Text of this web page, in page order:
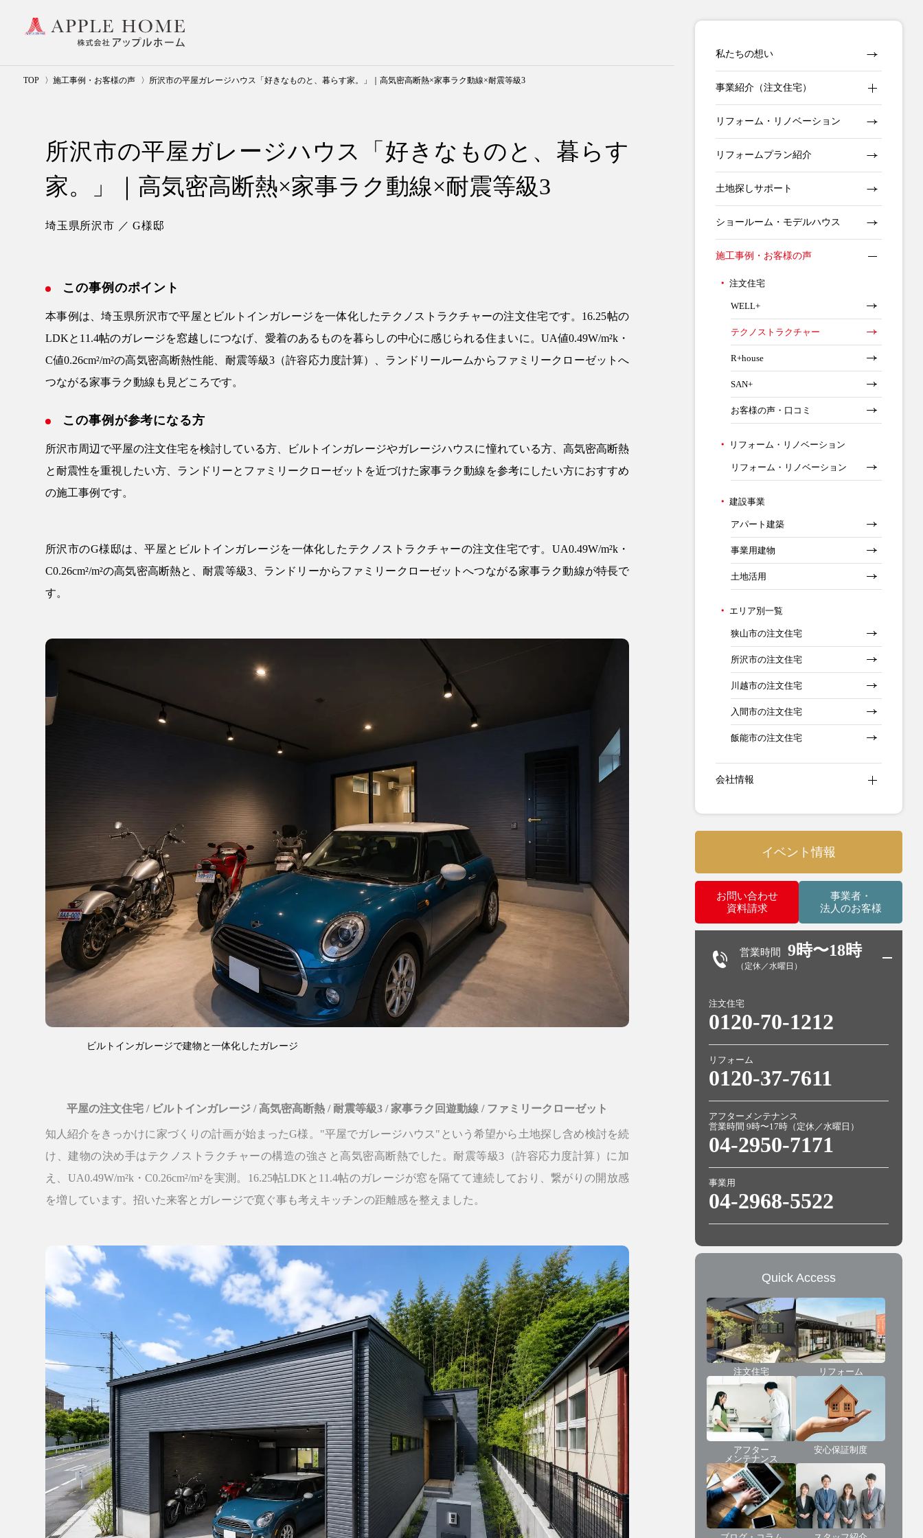
TOP 施工事例・お客様の声 所沢市の平屋ガレージハウス「好きなものと、暮らす家。」｜高気密高断熱×家事ラク動線×耐震等級3
所沢市の平屋ガレージハウス「好きなものと、暮らす
家。」｜高気密高断熱×家事ラク動線×耐震等級3
埼玉県所沢市 ／ G様邸
この事例のポイント
本事例は、埼玉県所沢市で平屋とビルトインガレージを一体化したテクノストラクチャーの注文住宅です。16.25帖の
LDKと11.4帖のガレージを窓越しにつなげ、愛着のあるものを暮らしの中心に感じられる住まいに。UA値0.49W/m²k・
C値0.26cm²/m²の高気密高断熱性能、耐震等級3（許容応力度計算）、ランドリールームからファミリークローゼットへ
つながる家事ラク動線も見どころです。
この事例が参考になる方
所沢市周辺で平屋の注文住宅を検討している方、ビルトインガレージやガレージハウスに憧れている方、高気密高断熱
と耐震性を重視したい方、ランドリーとファミリークローゼットを近づけた家事ラク動線を参考にしたい方におすすめ
の施工事例です。
所沢市のG様邸は、平屋とビルトインガレージを一体化したテクノストラクチャーの注文住宅です。UA0.49W/m²k・
C0.26cm²/m²の高気密高断熱と、耐震等級3、ランドリーからファミリークローゼットへつながる家事ラク動線が特長で
す。
ビルトインガレージで建物と一体化したガレージ
平屋の注文住宅 / ビルトインガレージ /高気密高断熱 / 耐震等級3 / 家事ラク回遊動線 / ファミリークローゼット
知人紹介をきっかけに家づくりの計画が始まったG様。"平屋でガレージハウス"という希望から土地探し含め検討を続
け、建物の決め手はテクノストラクチャーの構造の強さと高気密高断熱でした。耐震等級3（許容応力度計算）に加
え、UA0.49W/m²k・C0.26cm²/m²を実測。16.25帖LDKと11.4帖のガレージが窓を隔てて連続しており、繋がりの開放感
を増しています。招いた来客とガレージで寛ぐ事も考えキッチンの距離感を整えました。
私たちの想い
事業紹介（注文住宅）
リフォーム・リノベーション
リフォームプラン紹介
土地探しサポート
ショールーム・モデルハウス
施工事例・お客様の声
注文住宅
WELL+
テクノストラクチャー
R+house
SAN+
お客様の声・口コミ
リフォーム・リノベーション
リフォーム・リノベーション
建設事業
アパート建築
事業用建物
土地活用
エリア別一覧
狭山市の注文住宅
所沢市の注文住宅
川越市の注文住宅
入間市の注文住宅
飯能市の注文住宅
会社情報
イベント情報
お問い合わせ
資料請求
事業者・
法人のお客様
営業時間 9時〜18時
（定休／水曜日）
注文住宅
0120-70-1212
リフォーム
0120-37-7611
アフターメンテナンス
営業時間 9時〜17時（定休／水曜日）
04-2950-7171
事業用
04-2968-5522
Quick Access
注文住宅 リフォーム
アフター
メンテナンス
安心保証制度